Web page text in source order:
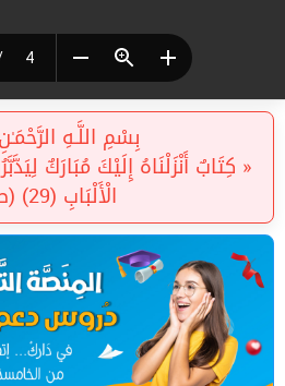
بِسْمِ اللَّـهِ
« كِتَابٌ أَنْزَلْنَاهُ إِلَيْكَ مُبَارَكٌ
الْأَلْبَابِ (29) (ص) »